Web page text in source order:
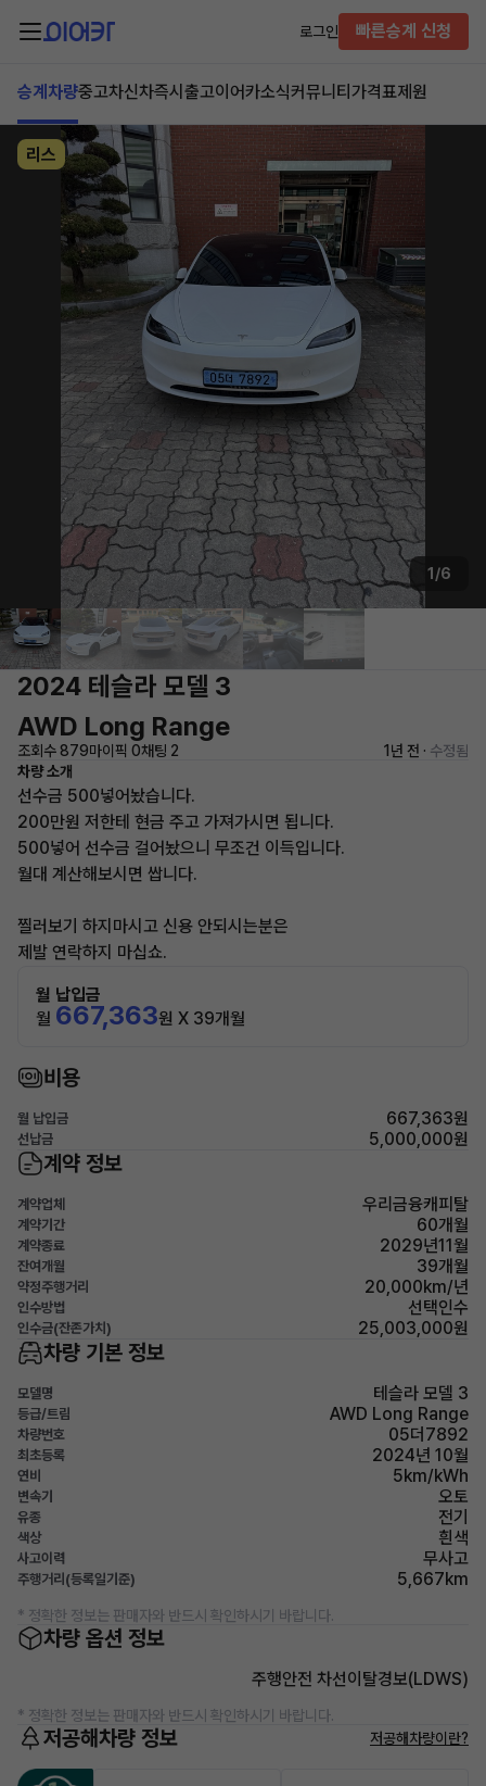
로그인 빠른승계 신청
승계차량중고차신차즉시출고이어카소식커뮤니티 가격표제원
리스
1/6
2024 테슬라 모델 3
AWD Long Range
조회수 879마이픽 0채팅 2 1년 전 · 수정됨
차량 소개
선수금 500넣어놨습니다.
200만원 저한테 현금 주고 가져가시면 됩니다.
500넣어 선수금 걸어놨으니 무조건 이득입니다.
월대 계산해보시면 쌉니다.
찔러보기 하지마시고 신용 안되시는분은
제발 연락하지 마십쇼.
월 납입금
월 667,363원 X 39개월
비용
월 납입금 667,363원
선납금 5,000,000원
계약 정보
계약업체 우리금융캐피탈
계약기간 60개월
계약종료 2029년11월
잔여개월 39개월
약정주행거리 20,000km/년
인수방법 선택인수
인수금(잔존가치) 25,003,000원
차량 기본 정보
모델명 테슬라 모델 3
등급/트림 AWD Long Range
차량번호 05더7892
최초등록 2024년 10월
연비 5km/kWh
변속기 오토
유종 전기
색상 흰색
사고이력 무사고
주행거리(등록일기준) 5,667km
* 정확한 정보는 판매자와 반드시 확인하시기 바랍니다.
차량 옵션 정보
주행안전 차선이탈경보(LDWS)
* 정확한 정보는 판매자와 반드시 확인하시기 바랍니다.
저공해차량 정보 저공해차량이란?